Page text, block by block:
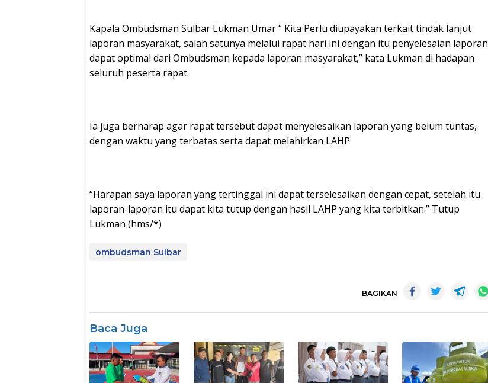
Kapala Ombudsman Sulbar Lukman Umar “ Kita Perlu diupayakan terkait tindak lanjut
laporan masyarakat, salah satunya melalui rapat hari ini dengan itu penyelesaian laporan
dapat optimal dari Ombudsman kepada laporan masyarakat,” kata Lukman di hadapan
seluruh peserta rapat.
Ia juga berharap agar rapat tersebut dapat menyelesaikan laporan yang belum tuntas,
dengan waktu yang terbatas serta dapat melahirkan LAHP
“Harapan saya laporan yang tertinggal ini dapat terselesaikan dengan cepat, setelah itu
laporan-laporan itu dapat kita tutup dengan hasil LAHP yang kita terbitkan.” Tutup
Lukman (hms/*)
ombudsman Sulbar
BAGIKAN
Baca Juga